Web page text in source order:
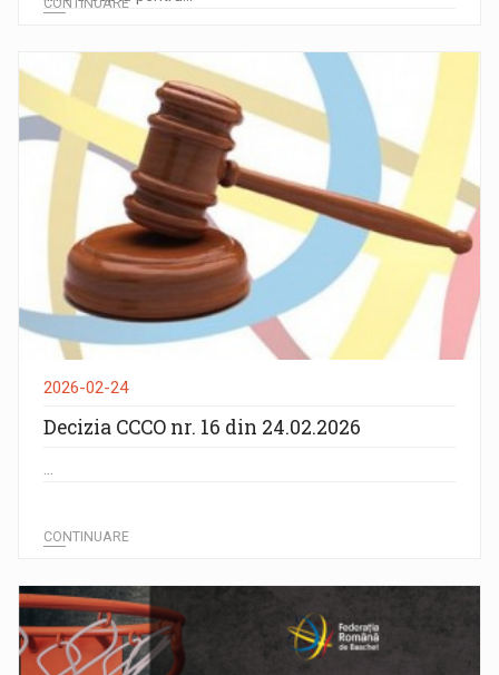
2026-02-24
Decizia CCCO nr. 16 din 24.02.2026
...
CONTINUARE